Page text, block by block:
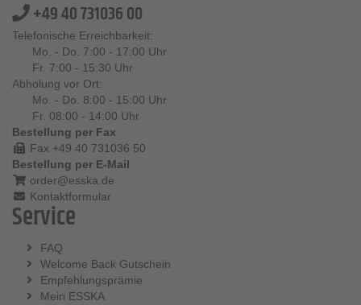
+49 40 731036 00
Telefonische Erreichbarkeit:
Mo. - Do. 7:00 - 17:00 Uhr
Fr. 7:00 - 15:30 Uhr
Abholung vor Ort:
Mo. - Do. 8:00 - 15:00 Uhr
Fr. 08:00 - 14:00 Uhr
Bestellung per Fax
Fax +49 40 731036 50
Bestellung per E-Mail
order@esska.de
Kontaktformular
Service
FAQ
Welcome Back Gutschein
Empfehlungsprämie
Mein ESSKA